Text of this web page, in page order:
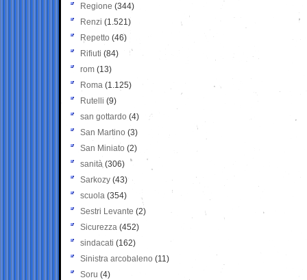
Regione (344)
Renzi (1.521)
Repetto (46)
Rifiuti (84)
rom (13)
Roma (1.125)
Rutelli (9)
san gottardo (4)
San Martino (3)
San Miniato (2)
sanità (306)
Sarkozy (43)
scuola (354)
Sestri Levante (2)
Sicurezza (452)
sindacati (162)
Sinistra arcobaleno (11)
Soru (4)